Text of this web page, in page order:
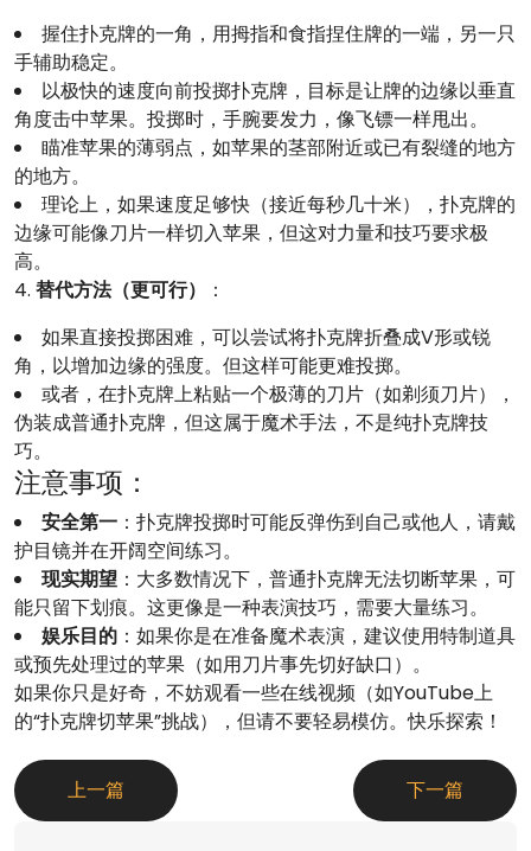
握住扑克牌的一角，用拇指和食指捏住牌的一端，另一只
手辅助稳定。
以极快的速度向前投掷扑克牌，目标是让牌的边缘以垂直
角度击中苹果。投掷时，手腕要发力，像飞镖一样甩出。
瞄准苹果的薄弱点，如苹果的茎部附近或已有裂缝的地方
的地方。
理论上，如果速度足够快（接近每秒几十米），扑克牌的
边缘可能像刀片一样切入苹果，但这对力量和技巧要求极
高。
4. 替代方法（更可行）
：
如果直接投掷困难，可以尝试将扑克牌折叠成V形或锐
角，以增加边缘的强度。但这样可能更难投掷。
或者，在扑克牌上粘贴一个极薄的刀片（如剃须刀片），
伪装成普通扑克牌，但这属于魔术手法，不是纯扑克牌技
巧。
注意事项：
安全第一 ：扑克牌投掷时可能反弹伤到自己或他人，请戴
护目镜并在开阔空间练习。
现实期望 ：大多数情况下，普通扑克牌无法切断苹果，可
能只留下划痕。这更像是一种表演技巧，需要大量练习。
娱乐目的 ：如果你是在准备魔术表演，建议使用特制道具
或预先处理过的苹果（如用刀片事先切好缺口）。
如果你只是好奇，不妨观看一些在线视频（如YouTube上
的“扑克牌切苹果”挑战），但请不要轻易模仿。快乐探索！
上一篇 下一篇